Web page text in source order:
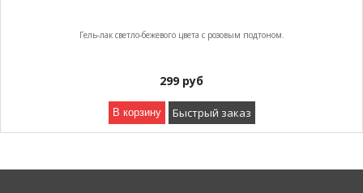
Гель-лак светло-бежевого цвета с розовым подтоном.
299 руб
В корзину Быстрый заказ